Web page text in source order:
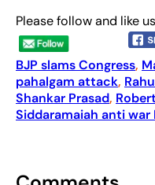
Please follow and like
BJP slams Congress,
pahalgam attack,
Shankar Prasad,
Siddaramaiah anti war